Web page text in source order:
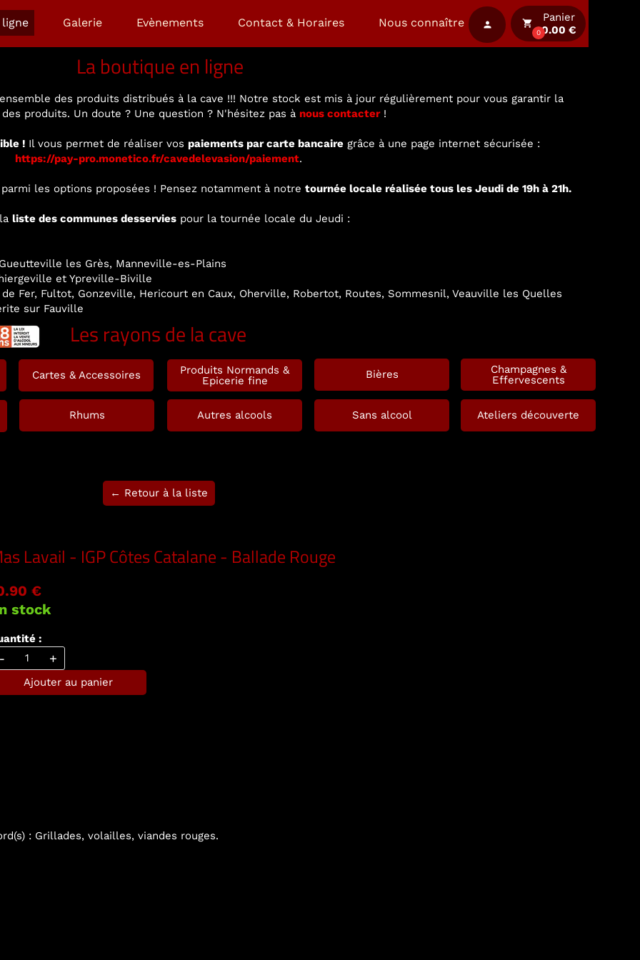
Galerie Evènements Contact & Horaires Nous connaître local_grocery_store
0
Panier
0.00 €
person
La boutique en ligne
des produits distribués à la cave !!! Notre stock est mis à jour régulièrement pour vous garantir la
produits. Un doute ? Une question ? N'hésitez pas à nous contacter!
! Il vous permet de réaliser vos paiements par carte bancaire grâce à une page internet sécurisée :
https://pay-pro.monetico.fr/cavedelevasion/paiement.
les options proposées ! Pensez notamment à notre tournée locale réalisée tous les Jeudi de 19h à 21h.
liste des communes desserviespour la tournée locale du Jeudi :
les Grès, Manneville-es-Plains
et Ypreville-Biville
Fer, Fultot, Gonzeville, Hericourt en Caux, Oherville, Robertot, Routes, Sommesnil, Veauville les Quelles
sur Fauville
Les rayons de la cave
Bières
Champagnes &
Effervescents
Cartes & Accessoires
Produits Normands &
Epicerie fine
Ateliers découverte
Sans alcool
Rhums Autres alcools
← Retour à la liste
Lavail - IGP Côtes Catalane - Ballade Rouge
€
stock
:
- +
Ajouter au panier
: Grillades, volailles, viandes rouges.